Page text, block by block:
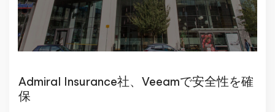
Admiral Insurance社、Veeamで安全性を確
保